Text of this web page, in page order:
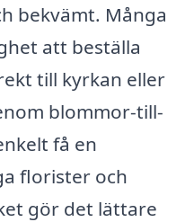
bekvämt. Många
att beställa
till kyrkan eller
blommor-till-
få en
florister och
gör det lättare